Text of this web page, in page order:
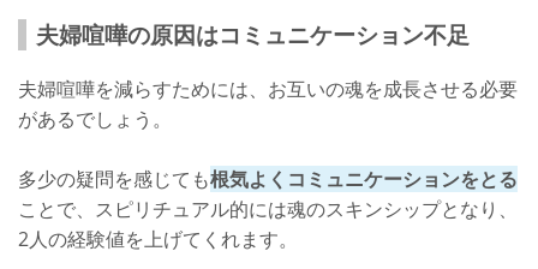
夫婦喧嘩の原因はコミュニケーション不足
夫婦喧嘩を減らすためには、お互いの魂を成長させる必要
があるでしょう。
多少の疑問を感じても根気よくコミュニケーションをとる
ことで、スピリチュアル的には魂のスキンシップとなり、
2人の経験値を上げてくれます。